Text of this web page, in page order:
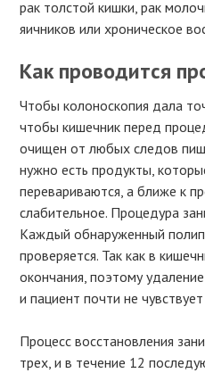
рак толстой кишки, рак
яичников или хроническое
Как проводится
Чтобы колоноскопия дала
чтобы кишечник перед
очищен от любых следов
нужно есть продукты,
перевариваются, а ближе к
слабительное. Процедура
Каждый обнаруженный
проверяется. Так как в
окончания, поэтому
и пациент почти не
Процесс восстановления
трех, и в течение 12